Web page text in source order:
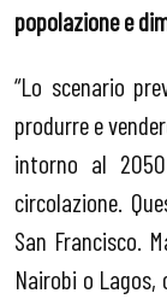
popolazione e
“Lo scenario
produrre e
intorno al
circolazione.
San Francisco.
Nairobi o